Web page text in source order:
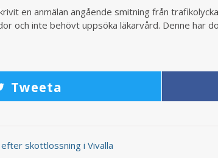
en anmälan angående smitning från
och inte behövt uppsöka läkarvård. Denne har
Tweeta
skottlossning i Vivalla